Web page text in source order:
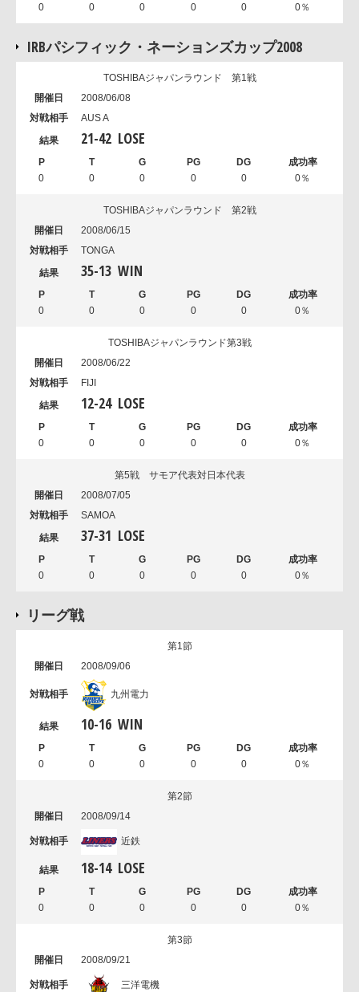
0 0 0 0 0 0％
IRBパシフィック・ネーションズカップ2008
TOSHIBAジャパンラウンド 第1戦
2008/06/08
AUS A
21-42 LOSE
0 0 0 0 0 0％
TOSHIBAジャパンラウンド 第2戦
2008/06/15
TONGA
35-13 WIN
0 0 0 0 0 0％
TOSHIBAジャパンラウンド第3戦
2008/06/22
FIJI
12-24 LOSE
0 0 0 0 0 0％
第5戦 サモア代表対日本代表
2008/07/05
SAMOA
37-31 LOSE
0 0 0 0 0 0％
リーグ戦
第1節
2008/09/06
九州電力
10-16 WIN
0 0 0 0 0 0％
第2節
2008/09/14
近鉄
18-14 LOSE
0 0 0 0 0 0％
第3節
2008/09/21
三洋電機